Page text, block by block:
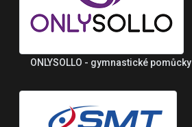
ONLYSOLLO - gymnastické pomůcky